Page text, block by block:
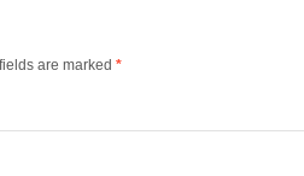
are marked *